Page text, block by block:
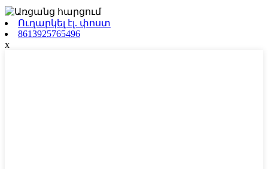
Ուղարկել էլ. փոստ
8613925765496
x